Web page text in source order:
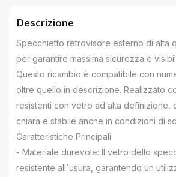
Descrizione
Specchietto retrovisore esterno di alta
per garantire massima sicurezza e
Questo ricambio è compatibile con
oltre quello in descrizione. Realizzato
resistenti con vetro ad alta definizione,
chiara e stabile anche in condizioni di
Caratteristiche Principali
- Materiale durevole: Il vetro dello
resistente all`usura, garantendo un